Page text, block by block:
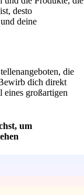
desto
deine
die
dich direkt
eines großartigen
um